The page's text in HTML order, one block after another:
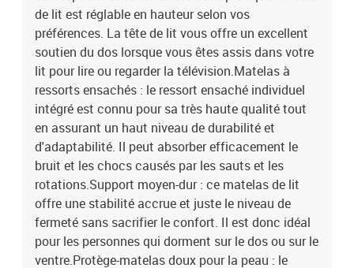
de lit est réglable en hauteur selon vos
préférences. La tête de lit vous offre un excellent
soutien du dos lorsque vous êtes assis dans votre
lit pour lire ou regarder la télévision.Matelas à
ressorts ensachés : le ressort ensaché individuel
intégré est connu pour sa très haute qualité tout
en assurant un haut niveau de durabilité et
d'adaptabilité. Il peut absorber efficacement le
bruit et les chocs causés par les sauts et les
rotations.Support moyen-dur : ce matelas de lit
offre une stabilité accrue et juste le niveau de
fermeté sans sacrifier le confort. Il est donc idéal
pour les personnes qui dorment sur le dos ou sur le
ventre.Protège-matelas doux pour la peau : le